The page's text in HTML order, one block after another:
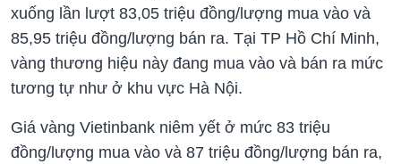
xuống lần lượt 83,05 triệu đồng/lượng mua vào và
85,95 triệu đồng/lượng bán ra. Tại TP Hồ Chí Minh,
vàng thương hiệu này đang mua vào và bán ra mức
tương tự như ở khu vực Hà Nội.
Giá vàng Vietinbank niêm yết ở mức 83 triệu
đồng/lượng mua vào và 87 triệu đồng/lượng bán ra,